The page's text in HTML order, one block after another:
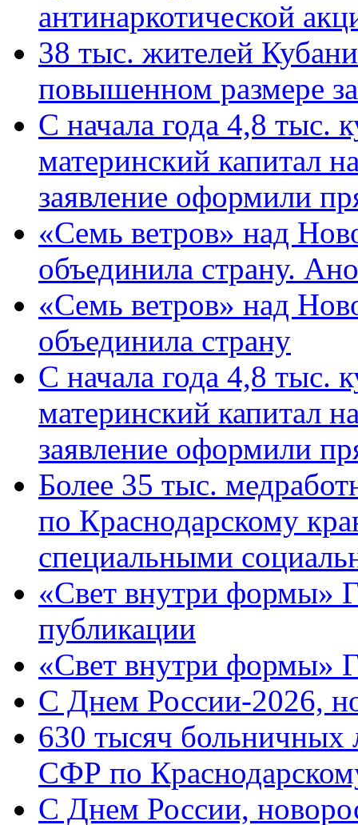
антинаркотической
38 тыс. жителей
повышенном размере
С начала года 4,8 тыс.
материнский капитал
заявление оформили
«Семь ветров» над
объединила страну.
«Семь ветров» над
объединила страну
С начала года 4,8 тыс.
материнский капитал
заявление оформили
Более 35 тыс.
по Краснодарскому
специальными
«Свет внутри формы»
публикации
«Свет внутри формы»
C Днем России-2026,
630 тысяч больничных
СФР по
C Днем России,